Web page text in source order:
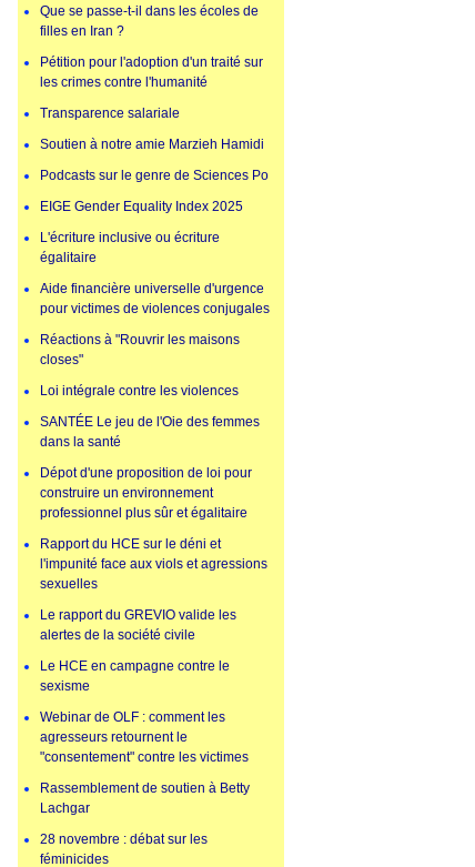
Que se passe-t-il dans les écoles de
filles en Iran ?
Pétition pour l'adoption d'un traité sur
les crimes contre l'humanité
Transparence salariale
Soutien à notre amie Marzieh Hamidi
Podcasts sur le genre de Sciences Po
EIGE Gender Equality Index 2025
L'écriture inclusive ou écriture
égalitaire
Aide financière universelle d'urgence
pour victimes de violences conjugales
Réactions à "Rouvrir les maisons
closes"
Loi intégrale contre les violences
SANTÉE Le jeu de l'Oie des femmes
dans la santé
Dépot d'une proposition de loi pour
construire un environnement
professionnel plus sûr et égalitaire
Rapport du HCE sur le déni et
l'impunité face aux viols et agressions
sexuelles
Le rapport du GREVIO valide les
alertes de la société civile
Le HCE en campagne contre le
sexisme
Webinar de OLF : comment les
agresseurs retournent le
"consentement" contre les victimes
Rassemblement de soutien à Betty
Lachgar
28 novembre : débat sur les
féminicides